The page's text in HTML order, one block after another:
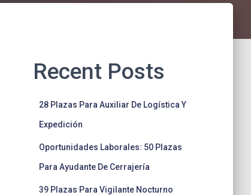
Recent Posts
28 Plazas Para Auxiliar De Logística Y
Expedición
Oportunidades Laborales: 50 Plazas
Para Ayudante De Cerrajería
39 Plazas Para Vigilante Nocturno